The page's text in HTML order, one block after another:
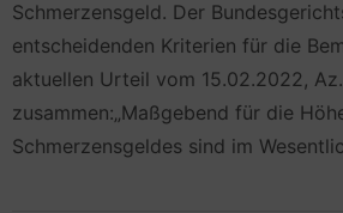
Schmerzens­geld. Der
entscheidenden Kriterien für die
aktuellen Urteil vom 15.02.2022,
zusammen:„Maßgebend für die
Schmerzensgeldes sind im